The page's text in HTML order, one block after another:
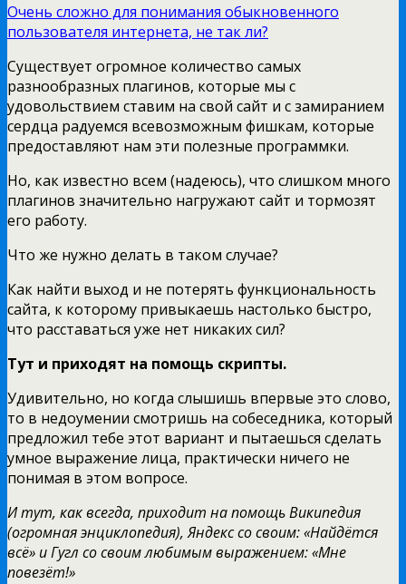
Очень сложно для понимания обыкновенного
пользователя интернета, не так ли?
Существует огромное количество самых
разнообразных плагинов, которые мы с
удовольствием ставим на свой сайт и с замиранием
сердца радуемся всевозможным фишкам, которые
предоставляют нам эти полезные программки.
Но, как известно всем (надеюсь), что слишком много
плагинов значительно нагружают сайт и тормозят
его работу.
Что же нужно делать в таком случае?
Как найти выход и не потерять функциональность
сайта, к которому привыкаешь настолько быстро,
что расставаться уже нет никаких сил?
Тут и приходят на помощь скрипты.
Удивительно, но когда слышишь впервые это слово,
то в недоумении смотришь на собеседника, который
предложил тебе этот вариант и пытаешься сделать
умное выражение лица, практически ничего не
понимая в этом вопросе.
И тут, как всегда, приходит на помощь Википедия
(огромная энциклопедия), Яндекс со своим: «Найдётся
всё» и Гугл со своим любимым выражением: «Мне
повезёт!»